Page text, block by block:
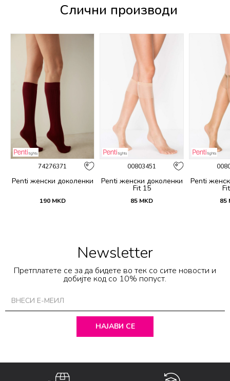
Слични производи
74276371
Penti женски доколенки
190 MKD
00803451
Penti женски доколенки
Fit 15
85 MKD
Penti
85
Newsletter
Претплатете се за да бидете во тек со сите новости и
добијте код со 10% попуст.
НАЈАВИ СЕ